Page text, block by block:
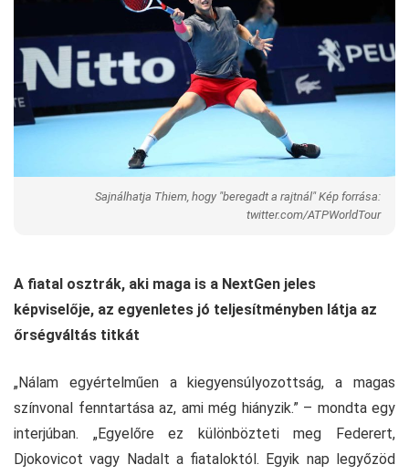
Sajnálhatja Thiem, hogy "beregadt a rajtnál" Kép forrása:
twitter.com/ATPWorldTour
A fiatal osztrák, aki maga is a NextGen jeles
képviselője, az egyenletes jó teljesítményben látja az
őrségváltás titkát
„Nálam egyértelműen a kiegyensúlyozottság, a magas
színvonal fenntartása az, ami még hiányzik.” – mondta egy
interjúban. „Egyelőre ez különbözteti meg Federert,
Djokovicot vagy Nadalt a fiataloktól. Egyik nap legyőzöd